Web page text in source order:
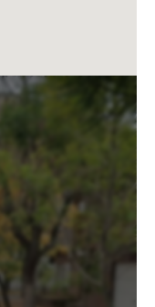
bajo mesada.
4°piso con
edificio.
estar comedor
para aire
de Pura Stone,
calefacción
caldera
aluminio negro